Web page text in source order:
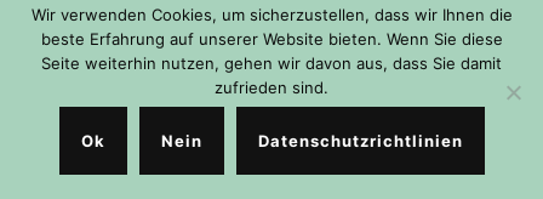
einer ergänzenden Erklärung — zu verlangen.
Möchte eine betroffene Person dieses
Berichtigungsrecht in Anspruch nehmen, kann
des für die Verarbeitung Verantwortlichen
Wir verwenden Cookies, um sicherzustellen, dass wir Ihnen die
beste Erfahrung auf unserer Website bieten. Wenn Sie diese
Seite weiterhin nutzen, gehen wir davon aus, dass Sie damit
zufrieden sind.
Ok Nein Datenschutzrichtlinien